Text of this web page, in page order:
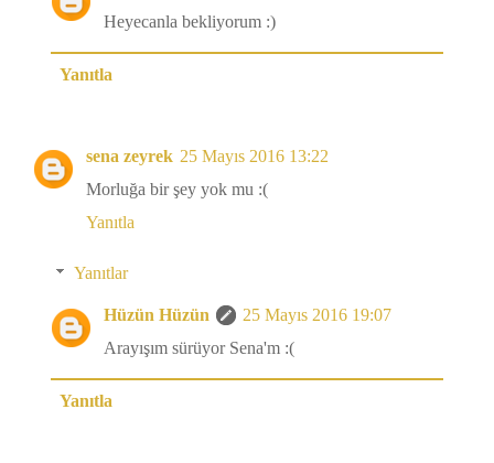
Heyecanla bekliyorum :)
Yanıtla
sena zeyrek 25 Mayıs 2016 13:22
Morluğa bir şey yok mu :(
Yanıtla
Yanıtlar
Hüzün Hüzün
25 Mayıs 2016 19:07
Arayışım sürüyor Sena'm :(
Yanıtla